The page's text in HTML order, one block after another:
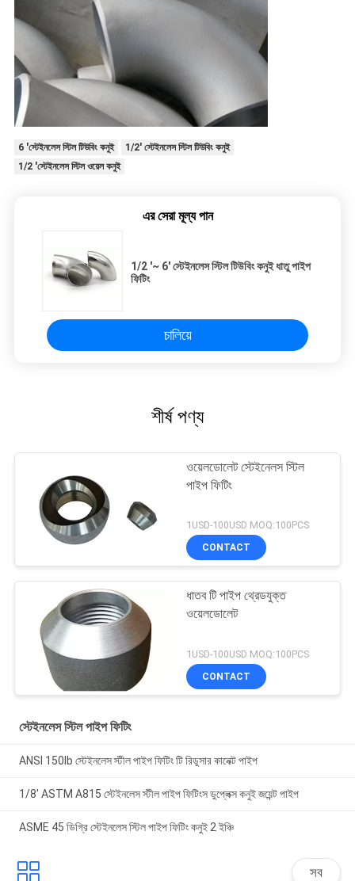
6 'স্টেইনলেস স্টিল টিউবিং কনুই
1/2' স্টেইনলেস স্টিল টিউবিং কনুই
1/2 'স্টেইনলেস স্টিল ওয়েল কনুই
এর সেরা মূল্য পান
1/2 '~ 6' স্টেইনলেস স্টিল টিউবিং কনুই ধাতু পাইপ
ফিটিং
চালিয়ে
শীর্ষ পণ্য
ওয়েলডোলেট স্টেইনেলস স্টিল
পাইপ ফিটিং
1USD-100USD MOQ:100PCS
CONTACT
ধাতব টি পাইপ থ্রেডযুক্ত
ওয়েলডোলেট
1USD-100USD MOQ:100PCS
CONTACT
স্টেইনলেস স্টিল পাইপ ফিটিং
ANSI 150lb স্টেইনলেস স্টীল পাইপ ফিটিং টি রিডুসার কানেক্ট পাইপ
1/8' ASTM A815 স্টেইনলেস স্টীল পাইপ ফিটিংস ডুপ্লেক্স কনুই জয়েন্ট পাইপ
ASME 45 ডিগ্রি স্টেইনলেস স্টিল পাইপ ফিটিং কনুই 2 ইঞ্চি
সব